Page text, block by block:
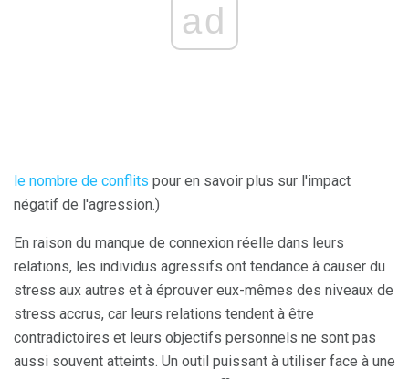
ad
le nombre de conflits pour en savoir plus sur l'impact
négatif de l'agression.)
En raison du manque de connexion réelle dans leurs
relations, les individus agressifs ont tendance à causer du
stress aux autres et à éprouver eux-mêmes des niveaux de
stress accrus, car leurs relations tendent à être
contradictoires et leurs objectifs personnels ne sont pas
aussi souvent atteints. Un outil puissant à utiliser face à une